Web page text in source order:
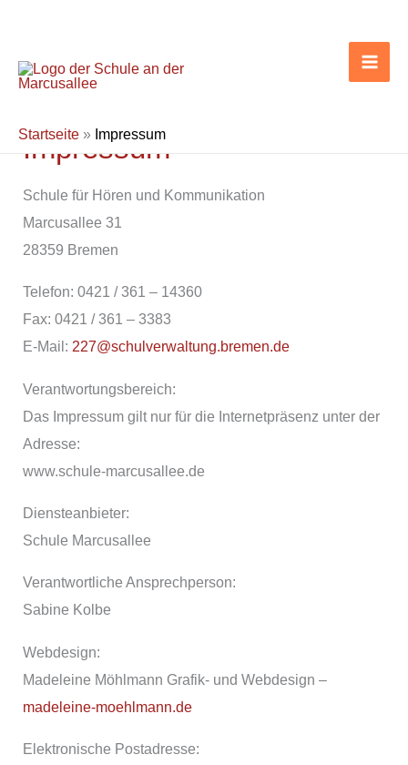
springen
Startseite » Impressum
Impressum
Schule für Hören und Kommunikation
Marcusallee 31
28359 Bremen
Telefon: 0421 / 361 – 14360
Fax: 0421 / 361 – 3383
E-Mail: 227@schulverwaltung.bremen.de
Verantwortungsbereich:
Das Impressum gilt nur für die Internetpräsenz unter der
Adresse:
www.schule-marcusallee.de
Diensteanbieter:
Schule Marcusallee
Verantwortliche Ansprechperson:
Sabine Kolbe
Webdesign:
Madeleine Möhlmann Grafik- und Webdesign –
madeleine-moehlmann.de
Elektronische Postadresse: